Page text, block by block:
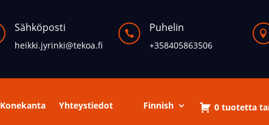
Sähköposti
heikki.jyrinki@tekoa.fi
 Puhelin
+358405863506

Konekanta Yhteystiedot Finnish 0 tuotetta